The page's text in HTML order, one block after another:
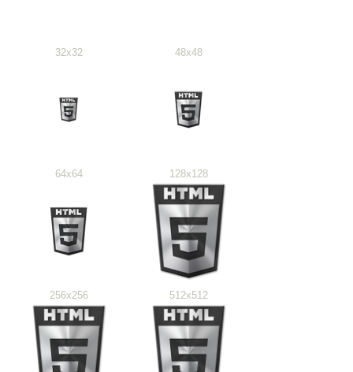
32x32 48x48
64x64 128x128
256x256 512x512